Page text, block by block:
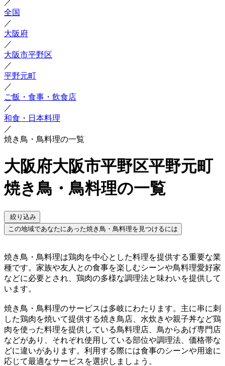
／
全国
／
大阪府
／
大阪市平野区
／
平野元町
／
ご飯・食事・飲食店
／
和食・日本料理
／
焼き鳥・鳥料理の一覧
大阪府大阪市平野区平野元町
焼き鳥・鳥料理の一覧
絞り込み
この地域であなたにあった焼き鳥・鳥料理を見つけるには
焼き鳥・鳥料理は鶏肉を中心とした料理を提供する重要な業
種です。家族や友人との食事を楽しむシーンや鳥料理愛好家
などに必要とされ、鶏肉の多様な調理法と味わいを提供して
います。
焼き鳥・鳥料理のサービスは多岐にわたります。主に串に刺
した鶏肉を焼いて提供する焼き鳥店、水炊きや親子丼など鶏
肉を使った料理を提供している鳥料理店、鳥からあげ専門店
などがあり、それぞれ使用している部位や調理法、価格帯な
どに違いがあります。利用する際には食事のシーンや用途に
応じて最適なサービスを選択しましょう。